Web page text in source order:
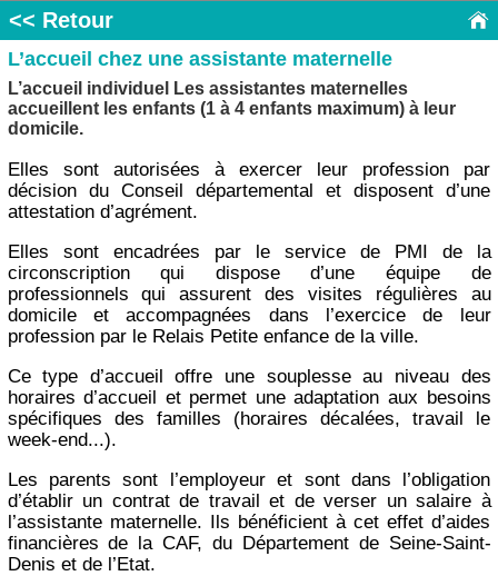
<< Retour
L’accueil chez une assistante maternelle
L’accueil individuel Les assistantes maternelles
accueillent les enfants (1 à 4 enfants maximum) à leur
domicile.
Elles sont autorisées à exercer leur profession par
décision du Conseil départemental et disposent d’une
attestation d’agrément.
Elles sont encadrées par le service de PMI de la
circonscription qui dispose d’une équipe de
professionnels qui assurent des visites régulières au
domicile et accompagnées dans l’exercice de leur
profession par le Relais Petite enfance de la ville.
Ce type d’accueil offre une souplesse au niveau des
horaires d’accueil et permet une adaptation aux besoins
spécifiques des familles (horaires décalées, travail le
week-end...).
Les parents sont l’employeur et sont dans l’obligation
d’établir un contrat de travail et de verser un salaire à
l’assistante maternelle. Ils bénéficient à cet effet d’aides
financières de la CAF, du Département de Seine-Saint-
Denis et de l’Etat.